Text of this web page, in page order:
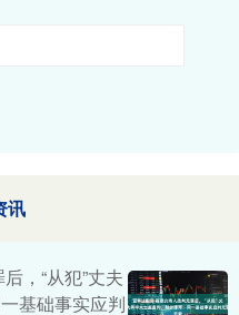
讯
，“从犯”丈夫
基础事实应判